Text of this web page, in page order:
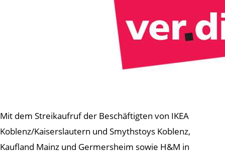
Mit dem Streikaufruf der Beschäftigten von IKEA
Koblenz/Kaiserslautern und Smythstoys Koblenz,
Kaufland Mainz und Germersheim sowie H&M in